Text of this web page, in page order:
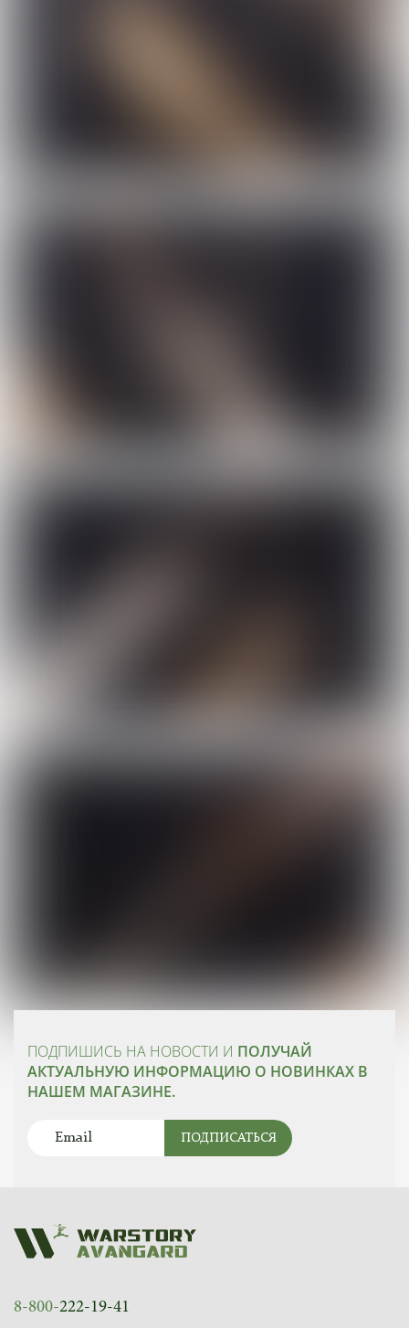
ПОДПИШИСЬ НА НОВОСТИ И ПОЛУЧАЙ
АКТУАЛЬНУЮ ИНФОРМАЦИЮ О НОВИНКАХ В
НАШЕМ МАГАЗИНЕ.
ПОДПИСАТЬСЯ
8-800-222-19-41